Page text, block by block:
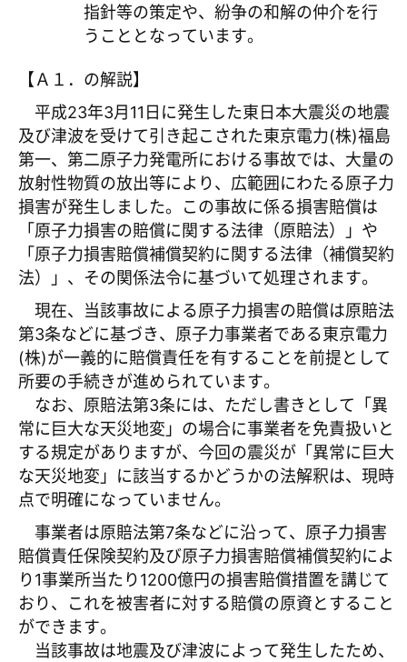
指針等の策定や、紛争の和解の仲介を行
うこととなっています。
【Ａ１．の解説】
平成23年3月11日に発生した東日本大震災の地震
及び津波を受けて引き起こされた東京電力(株)福島
第一、第二原子力発電所における事故では、大量の
放射性物質の放出等により、広範囲にわたる原子力
損害が発生しました。この事故に係る損害賠償は
「原子力損害の賠償に関する法律（原賠法）」や
「原子力損害賠償補償契約に関する法律（補償契約
法）」、その関係法令に基づいて処理されます。
現在、当該事故による原子力損害の賠償は原賠法
第3条などに基づき、原子力事業者である東京電力
(株)が一義的に賠償責任を有することを前提として
所要の手続きが進められています。
なお、原賠法第3条には、ただし書きとして「異
常に巨大な天災地変」の場合に事業者を免責扱いと
する規定がありますが、今回の震災が「異常に巨大
な天災地変」に該当するかどうかの法解釈は、現時
点で明確になっていません。
事業者は原賠法第7条などに沿って、原子力損害
賠償責任保険契約及び原子力損害賠償補償契約によ
り1事業所当たり1200億円の損害賠償措置を講じて
おり、これを被害者に対する賠償の原資とすること
ができます。
当該事故は地震及び津波によって発生したため、